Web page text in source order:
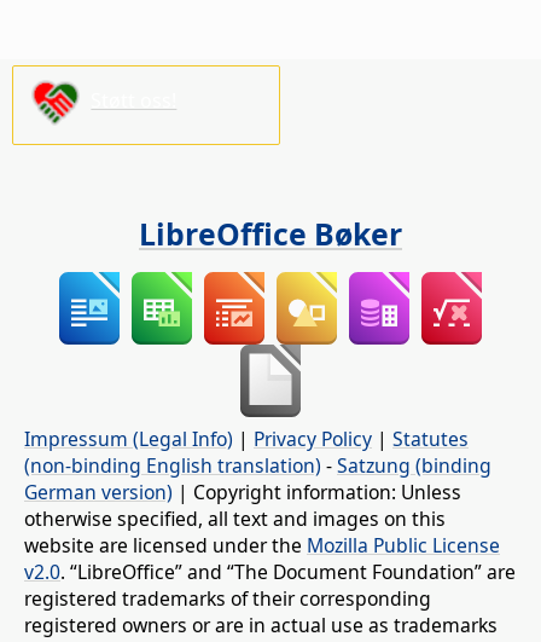
LibreOffice Bøker
Impressum (Legal Info) | Privacy Policy | Statutes
(non-binding English translation) -Satzung (binding
German version) | Copyright information: Unless
otherwise specified, all text and images on this
website are licensed under the Mozilla Public License
v2.0. “LibreOffice” and “The Document Foundation” are
registered trademarks of their corresponding
registered owners or are in actual use as trademarks